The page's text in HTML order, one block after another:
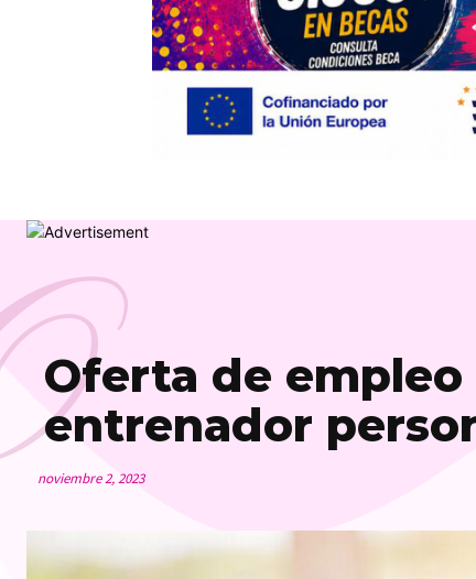
Oferta de empleo
entrenador
noviembre 2, 2023